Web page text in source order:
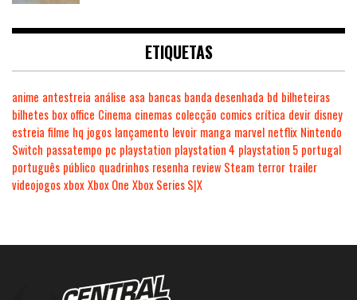
ETIQUETAS
anime antestreia análise asa bancas banda desenhada bd bilheteiras
bilhetes box office Cinema cinemas colecção comics crítica devir disney
estreia filme hq jogos lançamento levoir manga marvel netflix Nintendo
Switch passatempo pc playstation playstation 4 playstation 5 portugal
português público quadrinhos resenha review Steam terror trailer
videojogosxboxXbox One Xbox Series S|X